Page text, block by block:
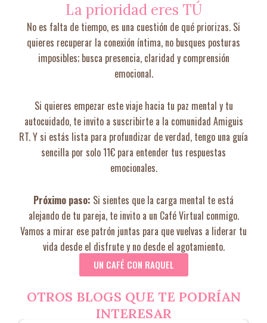
La prioridad eres TÚ
No es falta de tiempo, es una cuestión de qué priorizas. Si
quieres recuperar la conexión íntima, no busques posturas
imposibles; busca presencia, claridad y comprensión
emocional.
Si quieres empezar este viaje hacia tu paz mental y tu
autocuidado, te invito a suscribirte a la comunidad Amiguis
RT.Y si estás lista para profundizar de verdad, tengo una guía
sencilla por solo 11€ para entender tus respuestas
emocionales.
Próximo paso: Si sientes que la carga mental te está
alejando de tu pareja, te invito a un Café Virtual conmigo.
Vamos a mirar ese patrón juntas para que vuelvas a liderar tu
vida desde el disfrute y no desde el agotamiento.
UN CAFÉ CON RAQUEL
OTROS BLOGS QUE TE PODRÍAN
INTERESAR